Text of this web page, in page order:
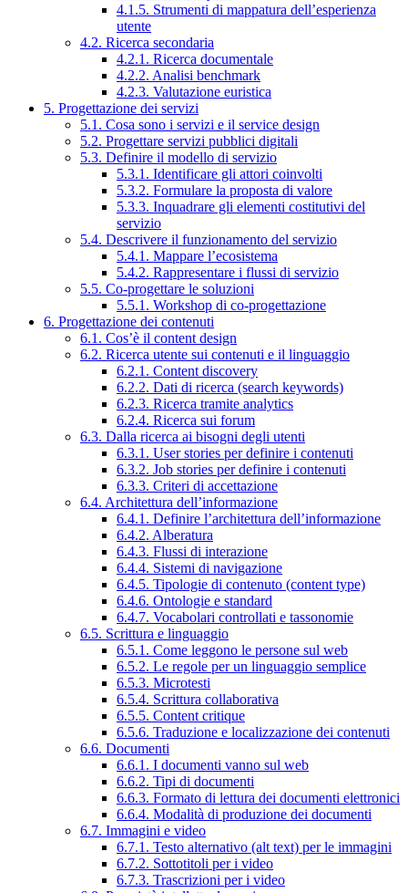
4.1.5. Strumenti di mappatura dell’esperienza
utente
4.2. Ricerca secondaria
4.2.1. Ricerca documentale
4.2.2. Analisi benchmark
4.2.3. Valutazione euristica
5. Progettazione dei servizi
5.1. Cosa sono i servizi e il service design
5.2. Progettare servizi pubblici digitali
5.3. Definire il modello di servizio
5.3.1. Identificare gli attori coinvolti
5.3.2. Formulare la proposta di valore
5.3.3. Inquadrare gli elementi costitutivi del
servizio
5.4. Descrivere il funzionamento del servizio
5.4.1. Mappare l’ecosistema
5.4.2. Rappresentare i flussi di servizio
5.5. Co-progettare le soluzioni
5.5.1. Workshop di co-progettazione
6. Progettazione dei contenuti
6.1. Cos’è il content design
6.2. Ricerca utente sui contenuti e il linguaggio
6.2.1. Content discovery
6.2.2. Dati di ricerca (search keywords)
6.2.3. Ricerca tramite analytics
6.2.4. Ricerca sui forum
6.3. Dalla ricerca ai bisogni degli utenti
6.3.1. User stories per definire i contenuti
6.3.2. Job stories per definire i contenuti
6.3.3. Criteri di accettazione
6.4. Architettura dell’informazione
6.4.1. Definire l’architettura dell’informazione
6.4.2. Alberatura
6.4.3. Flussi di interazione
6.4.4. Sistemi di navigazione
6.4.5. Tipologie di contenuto (content type)
6.4.6. Ontologie e standard
6.4.7. Vocabolari controllati e tassonomie
6.5. Scrittura e linguaggio
6.5.1. Come leggono le persone sul web
6.5.2. Le regole per un linguaggio semplice
6.5.3. Microtesti
6.5.4. Scrittura collaborativa
6.5.5. Content critique
6.5.6. Traduzione e localizzazione dei contenuti
6.6. Documenti
6.6.1. I documenti vanno sul web
6.6.2. Tipi di documenti
6.6.3. Formato di lettura dei documenti elettronici
6.6.4. Modalità di produzione dei documenti
6.7. Immagini e video
6.7.1. Testo alternativo (alt text) per le immagini
6.7.2. Sottotitoli per i video
6.7.3. Trascrizioni per i video